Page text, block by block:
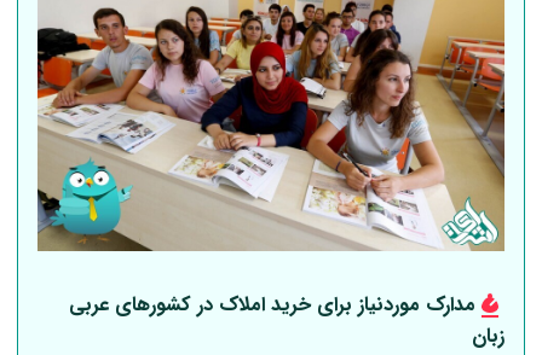
مدارک موردنیاز برای خرید املاک در کشورهای عربی
زبان